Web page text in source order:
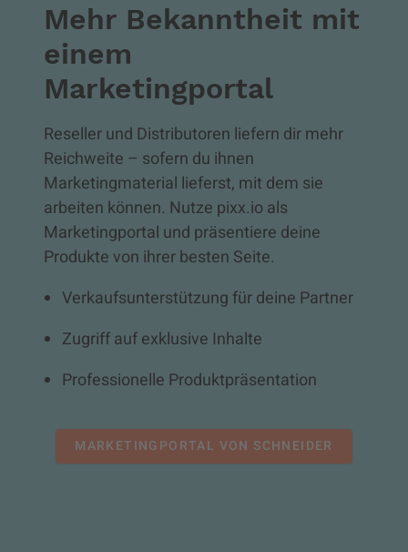
Mehr Bekanntheit mit
einem
Marketingportal
Reseller und Distributoren liefern dir mehr
Reichweite – sofern du ihnen
Marketingmaterial lieferst, mit dem sie
arbeiten können. Nutze pixx.io als
Marketingportal und präsentiere deine
Produkte von ihrer besten Seite.
Verkaufsunterstützung für deine Partner
Zugriff auf exklusive Inhalte
Professionelle Produktpräsentation
MARKETINGPORTAL VON SCHNEIDER